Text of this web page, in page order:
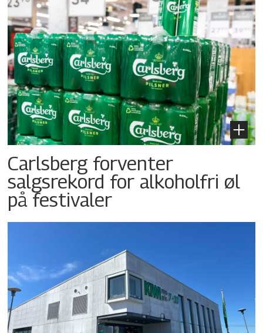
Carlsberg forventer
salgsrekord for alkoholfri øl
på festivaler